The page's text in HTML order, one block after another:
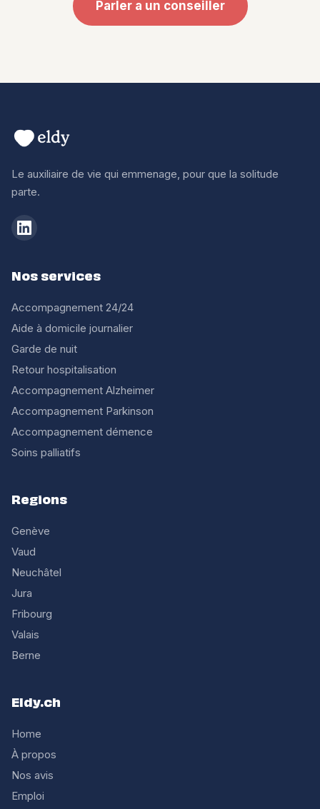
Parler a un conseiller
Le auxiliaire de vie qui emmenage, pour que la solitude
parte.
Nos services
Accompagnement 24/24
Aide à domicile journalier
Garde de nuit
Retour hospitalisation
Accompagnement Alzheimer
Accompagnement Parkinson
Accompagnement démence
Soins palliatifs
Regions
Genève
Vaud
Neuchâtel
Jura
Fribourg
Valais
Berne
Eldy.ch
Home
À propos
Nos avis
Emploi